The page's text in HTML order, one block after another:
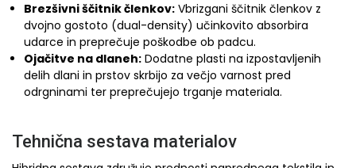
Brezšivni ščitnik členkov: Vbrizgani ščitnik členkov z
dvojno gostoto (dual-density) učinkovito absorbira
udarce in preprečuje poškodbe ob padcu.
Ojačitve na dlaneh: Dodatne plasti na izpostavljenih
delih dlani in prstov skrbijo za večjo varnost pred
odrgninami ter preprečujejo trganje materiala.
Tehnična sestava materialov